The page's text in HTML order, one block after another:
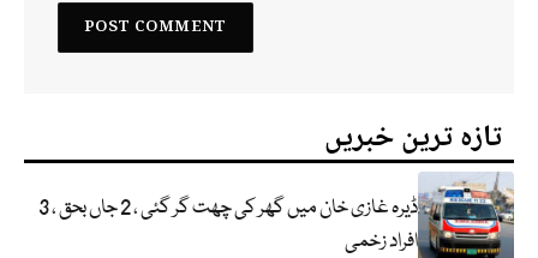
تازہ ترین خبریں
ڈیرہ غازی خان میں گھر کی چھت گر گئی ، 2 جاں بحق ، 3
افراد زخمی